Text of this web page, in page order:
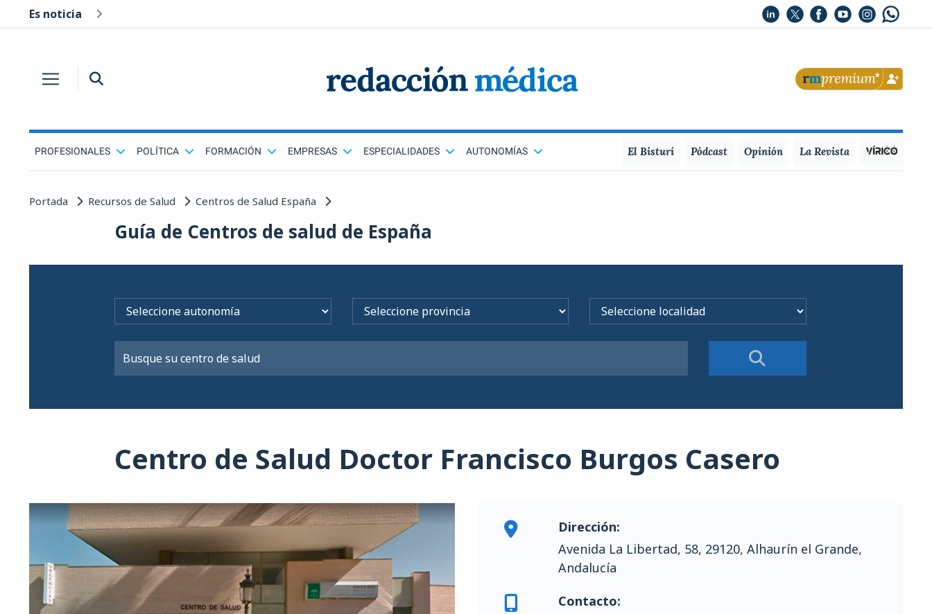
Es noticia
PROFESIONALES POLÍTICA FORMACIÓN EMPRESAS ESPECIALIDADES AUTONOMÍAS El Bisturí Pódcast Opinión La Revista
Portada Recursos de Salud Centros de Salud España
Guía de Centros de salud de España
Centro de Salud Doctor Francisco Burgos Casero
Dirección:
Avenida La Libertad, 58, 29120, Alhaurín el Grande,
Andalucía
Contacto: